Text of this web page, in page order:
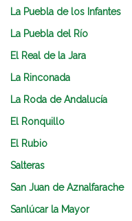
La Puebla de los Infantes
La Puebla del Río
El Real de la Jara
La Rinconada
La Roda de Andalucía
El Ronquillo
El Rubio
Salteras
San Juan de Aznalfarache
Sanlúcar la Mayor